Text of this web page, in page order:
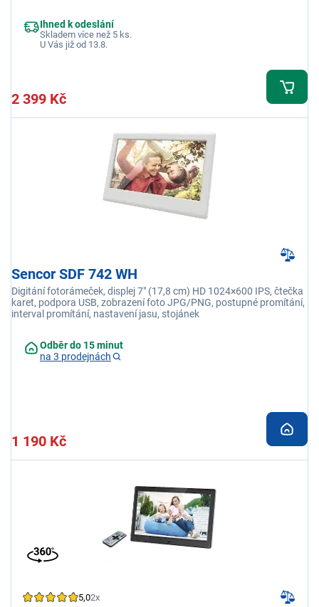
Ihned k odeslání
Skladem více než 5 ks.
U Vás již od 13.8.
2 399 Kč
Sencor SDF 742 WH
Digitání fotorámeček, displej 7" (17,8 cm) HD 1024×600 IPS, čtečka
karet, podpora USB, zobrazení foto JPG/PNG, postupné promítání,
interval promítání, nastavení jasu, stojánek
Odběr do 15 minut
na 3 prodejnách
1 190 Kč
5,02x